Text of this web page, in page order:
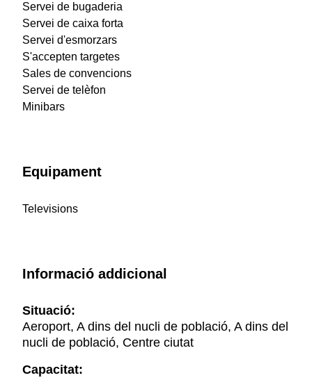
Servei de bugaderia
Servei de caixa forta
Servei d'esmorzars
S'accepten targetes
Sales de convencions
Servei de telèfon
Minibars
Equipament
Televisions
Informació addicional
Situació:
Aeroport, A dins del nucli de població, A dins del
nucli de població, Centre ciutat
Capacitat: